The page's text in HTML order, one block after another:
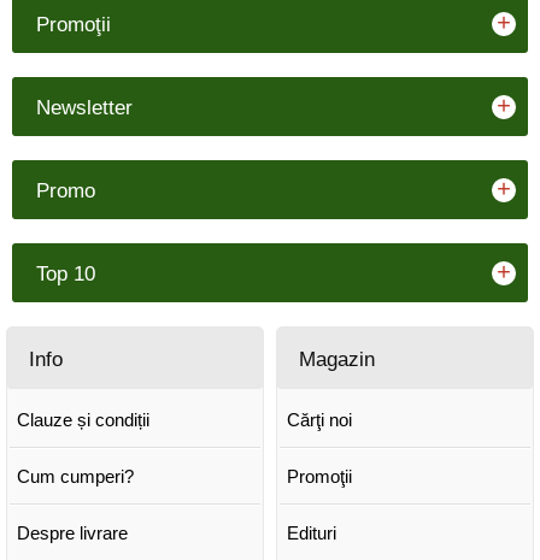
Promoţii +
Newsletter +
Promo +
Top 10 +
Info
Clauze și condiții
Cum cumperi?
Despre livrare
Magazin
Cărţi noi
Promoţii
Edituri